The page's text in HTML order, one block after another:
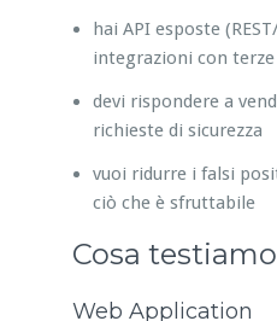
hai API esposte
integrazioni con
devi rispondere a
richieste di sicurezza
vuoi ridurre i falsi
ciò che è sfruttabile
Cosa
Web Application